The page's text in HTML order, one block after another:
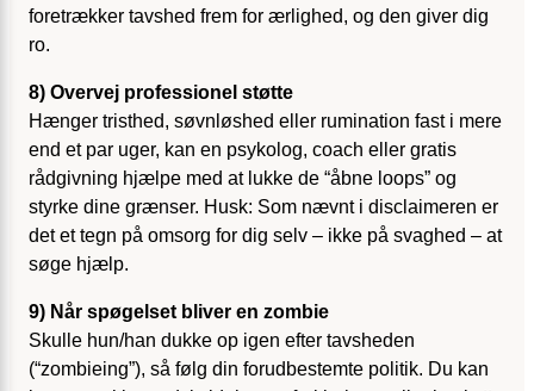
foretrækker tavshed frem for ærlighed, og den giver dig
ro.
8) Overvej professionel støtte
Hænger tristhed, søvnløshed eller rumination fast i mere
end et par uger, kan en psykolog, coach eller gratis
rådgivning hjælpe med at lukke de “åbne loops” og
styrke dine grænser. Husk: Som nævnt i disclaimeren er
det et tegn på omsorg for dig selv – ikke på svaghed – at
søge hjælp.
9) Når spøgelset bliver en zombie
Skulle hun/han dukke op igen efter tavsheden
(“zombieing”), så følg din forudbestemte politik. Du kan